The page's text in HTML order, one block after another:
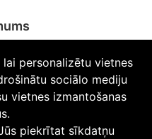
tiesības aizsargātas.
personalizētu vietnes
sociālo mediju
vietnes izmantošanas
piekrītat sīkdatņu